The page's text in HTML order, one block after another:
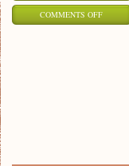
COMMENTS OFFON